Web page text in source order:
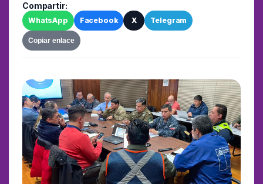
Compartir:
WhatsApp Facebook X Telegram
Copiar enlace